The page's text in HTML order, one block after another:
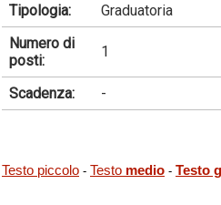
Tipologia:
Graduatoria
Numero di
posti:
1
Scadenza: -
Testo piccolo - Testo medio - Testo